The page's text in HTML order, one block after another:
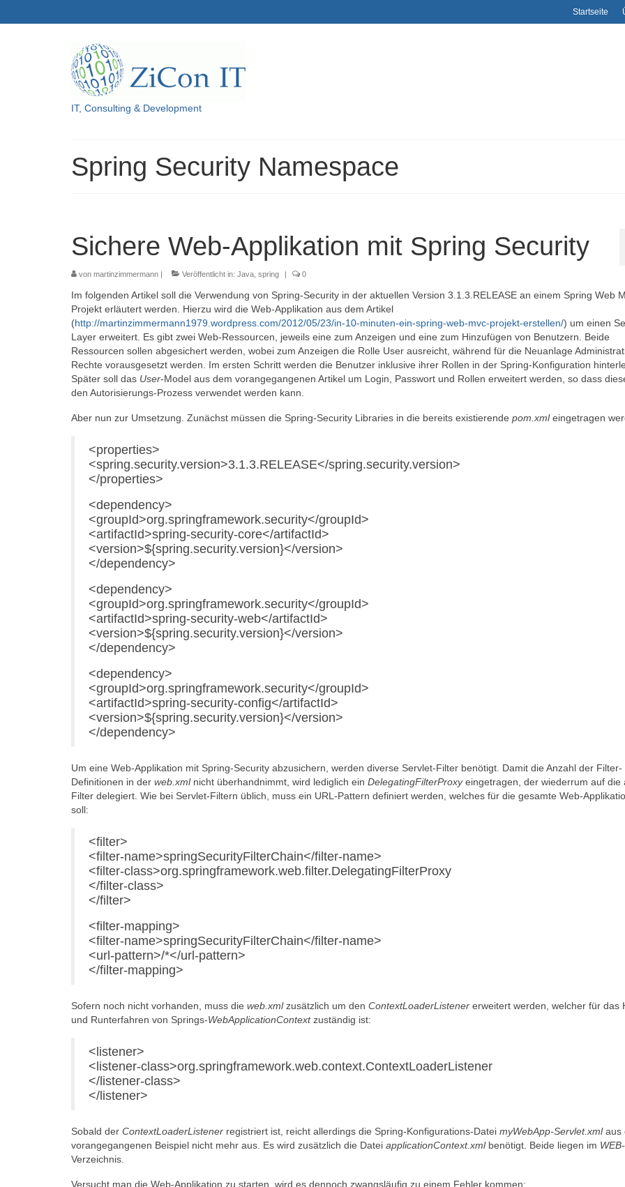
Startseite
IT, Consulting & Development
Spring Security Namespace
Sichere Web-Applikation mit Spring Security
von martinzimmermann | Veröffentlicht in: Java spring | 0
Im folgenden Artikel soll die Verwendung von Spring-Security in der aktuellen Version 3.1.3.RELEASE an einem Spring Web
Projekt erläutert werden. Hierzu wird die Web-Applikation aus dem Artikel
(http://martinzimmermann1979.wordpress.com/2012/05/23/in-10-minuten-ein-spring-web-mvc-projekt-erstellen/) um einen
Layer erweitert. Es gibt zwei Web-Ressourcen, jeweils eine zum Anzeigen und eine zum Hinzufügen von Benutzern. Beide
Ressourcen sollen abgesichert werden, wobei zum Anzeigen die Rolle User ausreicht, während für die Neuanlage
Rechte vorausgesetzt werden. Im ersten Schritt werden die Benutzer inklusive ihrer Rollen in der Spring-Konfiguration
Später soll das User-Model aus dem vorangegangenen Artikel um Login, Passwort und Rollen erweitert werden, so dass
den Autorisierungs-Prozess verwendet werden kann.
Aber nun zur Umsetzung. Zunächst müssen die Spring-Security Libraries in die bereits existierende pom.xmleingetragen
<properties>
<spring.security.version>3.1.3.RELEASE</spring.security.version>
</properties>
<dependency>
<groupId>org.springframework.security</groupId>
<artifactId>spring-security-core</artifactId>
<version>${spring.security.version}</version>
</dependency>
<dependency>
<groupId>org.springframework.security</groupId>
<artifactId>spring-security-web</artifactId>
<version>${spring.security.version}</version>
</dependency>
<dependency>
<groupId>org.springframework.security</groupId>
<artifactId>spring-security-config</artifactId>
<version>${spring.security.version}</version>
</dependency>
Um eine Web-Applikation mit Spring-Security abzusichern, werden diverse Servlet-Filter benötigt. Damit die Anzahl der Filter-
Definitionen in der web.xmlnicht überhandnimmt, wird lediglich ein DelegatingFilterProxyeingetragen, der wiederrum auf die
Filter delegiert. Wie bei Servlet-Filtern üblich, muss ein URL-Pattern definiert werden, welches für die gesamte Web-
soll:
<filter>
<filter-name>springSecurityFilterChain</filter-name>
<filter-class>org.springframework.web.filter.DelegatingFilterProxy
</filter-class>
</filter>
<filter-mapping>
<filter-name>springSecurityFilterChain</filter-name>
<url-pattern>/*</url-pattern>
</filter-mapping>
Sofern noch nicht vorhanden, muss die web.xmlzusätzlich um den ContextLoaderListener erweitert werden, welcher für das
und Runterfahren von Springs-WebApplicationContextzuständig ist:
<listener>
<listener-class>org.springframework.web.context.ContextLoaderListener
</listener-class>
</listener>
Sobald der ContextLoaderListener registriert ist, reicht allerdings die Spring-Konfigurations-Datei myWebApp-Servlet.xmlaus
vorangegangenen Beispiel nicht mehr aus. Es wird zusätzlich die Datei applicationContext.xmlbenötigt. Beide liegen im
Verzeichnis.
Versucht man die Web-Applikation zu starten, wird es dennoch zwangsläufig zu einem Fehler kommen: